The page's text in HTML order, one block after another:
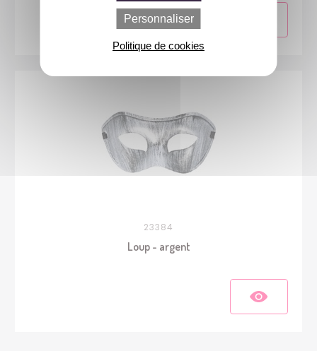
23384
Loup - argent
Personnaliser
Politique de cookies